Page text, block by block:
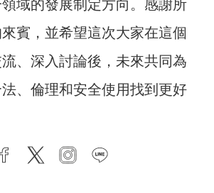
域的發展制定方向。感謝所
賓，並希望這次大家在這個
、深入討論後，未來共同為
、倫理和安全使用找到更好
facebook
twitter instagram